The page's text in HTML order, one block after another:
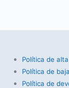
Política de
Política de baja
Política de